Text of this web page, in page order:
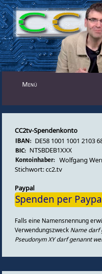
Menü
Blog
Audiosendungen
Videosendungen
Forum
Datenschutz
Gästebuch
CC2tv-Spendenkonto
DE58 1001 1001 2103
NTSBDEB1XXX
Wolfgang
Stichwort: cc2.tv
Paypal
Spenden per
Falls eine Namensnennung
Verwendungszweck Name darf
Pseudonym XY darf genannt